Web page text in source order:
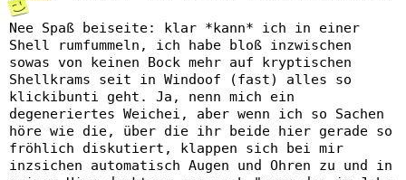
Nee Spaß beiseite: klar *kann* ich in einer
Shell rumfummeln, ich habe bloß inzwischen
sowas von keinen Bock mehr auf kryptischen
Shellkrams seit in Windoof (fast) alles so
klickibunti geht. Ja, nenn mich ein
degeneriertes Weichei, aber wenn ich so Sachen
höre wie die, über die ihr beide hier gerade so
fröhlich diskutiert, klappen sich bei mir
inzsichen automatisch Augen und Ohren zu und in